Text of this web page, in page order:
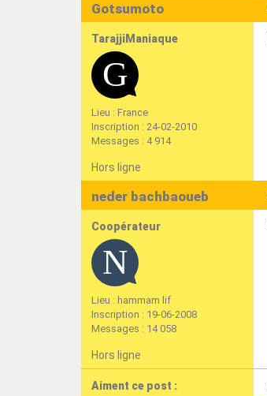
Gotsumoto
TarajjiManiaque
Lieu : France
Inscription : 24-02-2010
Messages : 4 914
Hors ligne
neder bachbaoueb
Coopérateur
Lieu : hammam lif
Inscription : 19-06-2008
Messages : 14 058
Hors ligne
Aiment ce post :